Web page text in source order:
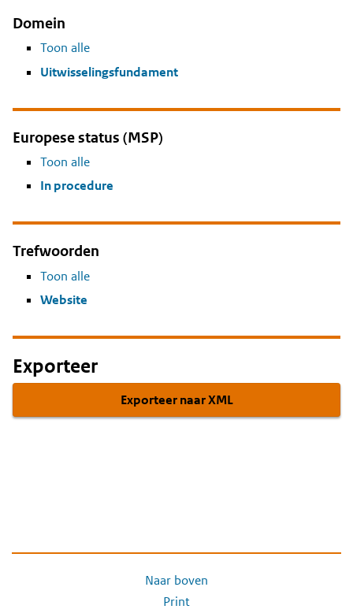
Domein
Toon alle
Uitwisselingsfundament
Europese status (MSP)
Toon alle
In procedure
Trefwoorden
Toon alle
Website
Exporteer
Exporteer naar XML
Naar boven
Print